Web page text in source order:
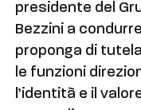
presidente del
Bezzini a
proponga di
le funzioni
l’identità e il